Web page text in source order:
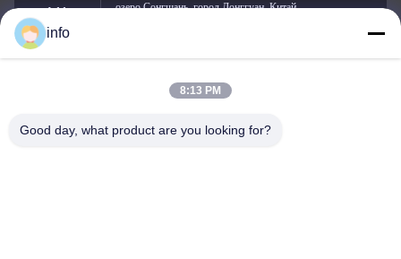
Address
озеро Сонгшань, город Донггуан, Китай.
info@gdpowerplus.com
info
8:13 PM
Good day, what product are you looking for?